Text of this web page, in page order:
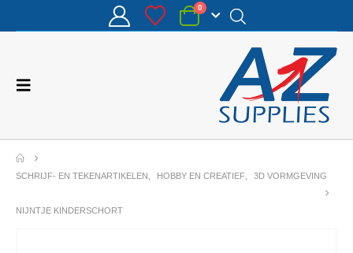
0
SCHRIJF- EN TEKENARTIKELEN HOBBY EN CREATIEF 3D VORMGEVING
NIJNTJE KINDERSCHORT